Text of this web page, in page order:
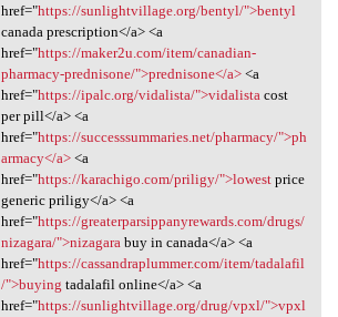
href="https://sunlightvillage.org/bentyl/">bentyl
canada prescription</a> <a
href="https://maker2u.com/item/canadian-
pharmacy-prednisone/">prednisone</a><a
href="https://ipalc.org/vidalista/">vidalistacost
per pill</a> <a
href="https://successsummaries.net/pharmacy/">ph
armacy</a><a
href="https://karachigo.com/priligy/">lowestprice
generic priligy</a> <a
href="https://greaterparsippanyrewards.com/drugs/
nizagara/">nizagarabuy in canada</a> <a
href="https://cassandraplummer.com/item/tadalafil
/">buying tadalafil online</a> <a
href="https://sunlightvillage.org/drug/vpxl/">vpxl